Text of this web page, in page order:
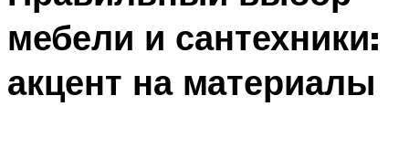
мебели и сантехники:
акцент на материалы